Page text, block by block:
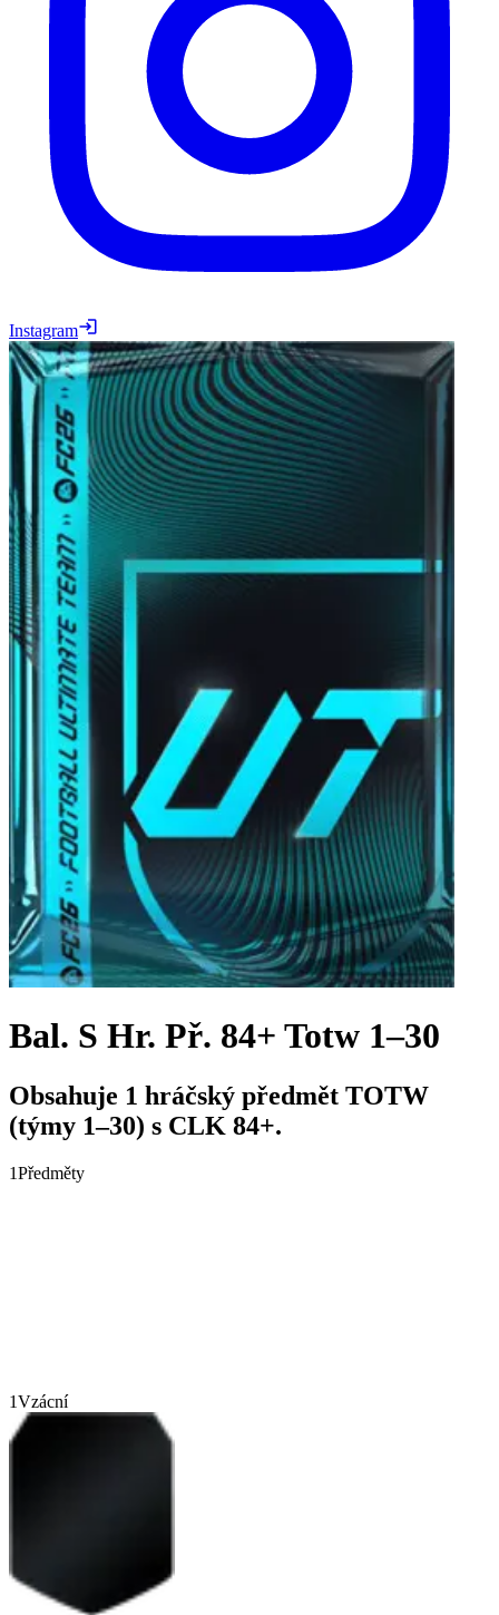
Instagram
Bal. S Hr. Př. 84+ Totw 1–30
Obsahuje 1 hráčský předmět TOTW
(týmy 1–30) s CLK 84+.
1Předměty
1Vzácní